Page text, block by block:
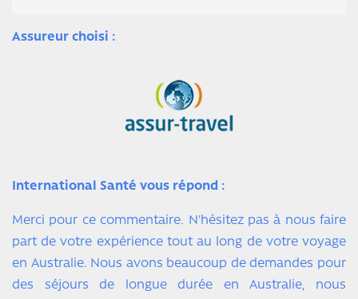
Assureur choisi :
International Santé vous répond :
Merci pour ce commentaire. N'hésitez pas à nous faire
part de votre expérience tout au long de votre voyage
en Australie. Nous avons beaucoup de demandes pour
des séjours de longue durée en Australie, nous